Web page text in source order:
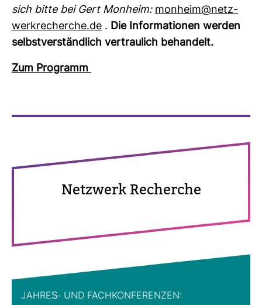
sich bitte bei Gert Mon­heim: mon­heim@netz­
werk­re­cherche.de . Die Infor­ma­tionen werden
selbst­ver­ständ­lich ver­trau­lich behan­delt.
Zum Pro­gramm
Netz­werk Recherche
JAHRES-​ UND FACH­KON­FE­RENZEN: